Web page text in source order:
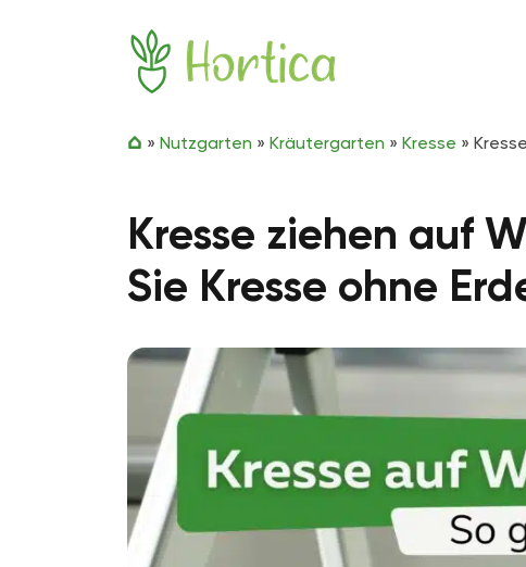
» Nutzgarten » Kräutergarten » Kresse »
Kresse ziehen auf
Sie Kresse ohne